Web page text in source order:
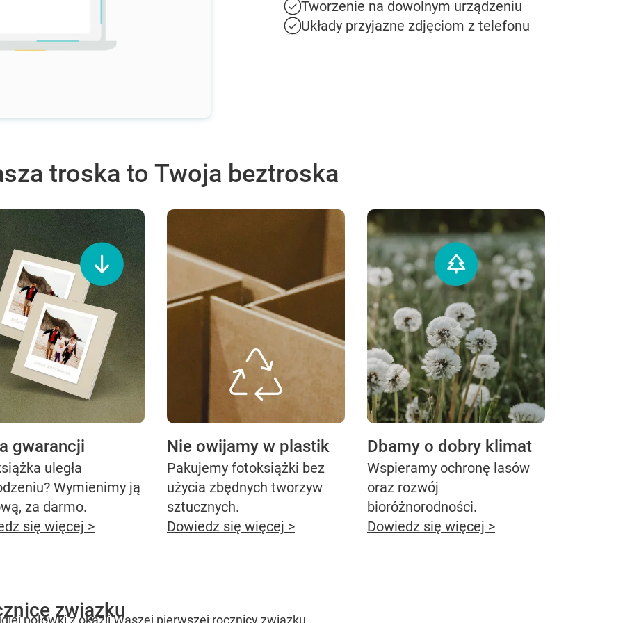
Tworzenie na dowolnym urządzeniu
Układy przyjazne zdjęciom z telefonu
troska to Twoja beztroska
gwarancji
uległa
Wymienimy ją
za darmo.
się więcej >
Nie owijamy w plastik
Pakujemy fotoksiążki bez
użycia zbędnych tworzyw
sztucznych.
Dowiedz się więcej >
Dbamy o dobry klimat
Wspieramy ochronę lasów
oraz rozwój
bioróżnorodności.
Dowiedz się więcej >
związku
połówki z okazji Waszej pierwszej rocznicy związku.